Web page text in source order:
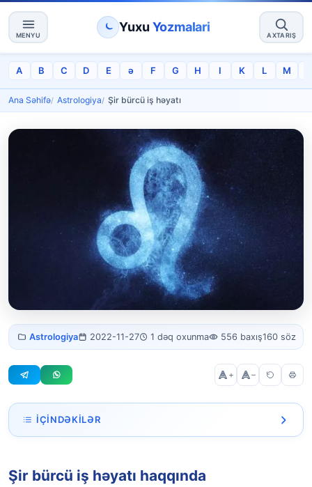
MENYU
Yuxu Yozmalari
AXTARIŞ
A B C D E ə F G H I K L M
Ana Səhifə Astrologiya Şir bürcü iş həyatı
Şir bürcü iş
həyatı
Astrologiya 2022-11-27 1 dəq oxunma 556 baxış160 söz
+ –
İÇINDƏKILƏR
Şir bürcü iş həyatı haqqında